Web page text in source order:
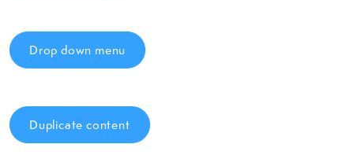
Drop down menu
Duplicate content